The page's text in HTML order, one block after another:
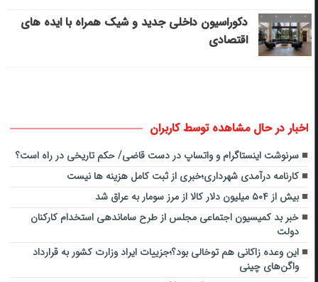
دکوراسیون داخلی جدید و شیک همراه با ایده های
اقتصادی
اخبار در حال مشاهده توسط کاربران
سرنوشت اینستاگرام و واتساپ در دست قاضی/ حکم تاریخی در راه است؟
کارنامه درآمدی شهرداری؛خبری از ثبت کامل هزینه ها نیست
بیش از ۵۰۴ میلیون دلار کالا از مرز سومار به عراق شد
خبر بد کمیسیون اجتماعی مجلس از طرح ساماندهی استخدام کارکنان
دولت
این وعده زاکانی هم توخالی بود؟؛جزییات ایراد وزارت کشور به قرارداد
واگن‌های چینی